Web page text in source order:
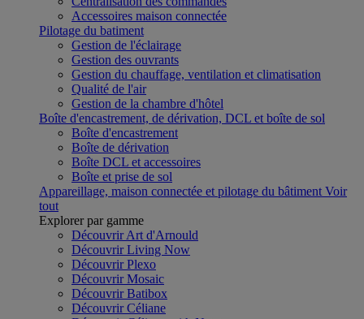
Accessoires maison connectée
Pilotage du batiment
Gestion de l'éclairage
Gestion des ouvrants
Gestion du chauffage, ventilation et climatisation
Qualité de l'air
Gestion de la chambre d'hôtel
Boîte d'encastrement, de dérivation, DCL et boîte de sol
Boîte d'encastrement
Boîte de dérivation
Boîte DCL et accessoires
Boîte et prise de sol
Appareillage, maison connectée et pilotage du bâtiment Voir
tout
Explorer par gamme
Découvrir Art d'Arnould
Découvrir Living Now
Découvrir Plexo
Découvrir Mosaic
Découvrir Batibox
Découvrir Céliane